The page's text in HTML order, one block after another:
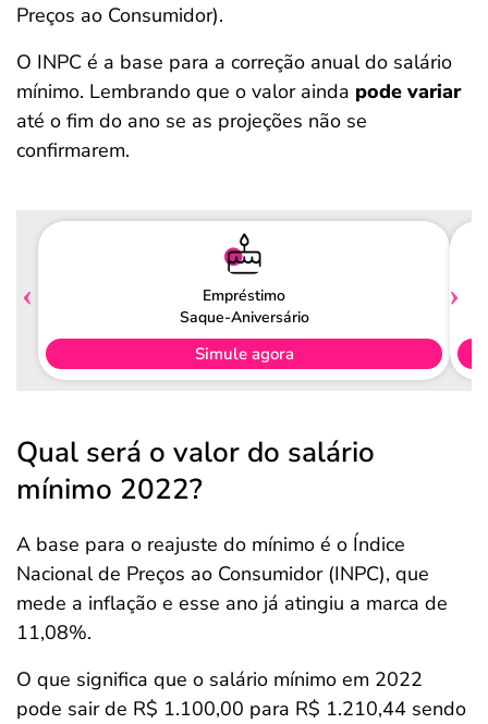
Preços ao Consumidor).
O INPC é a base para a correção anual do salário
mínimo. Lembrando que o valor ainda pode variar
até o fim do ano se as projeções não se
confirmarem.
Empréstimo
Saque-Aniversário
Simule agora
Qual será o valor do salário
mínimo 2022?
A base para o reajuste do mínimo é o Índice
Nacional de Preços ao Consumidor (INPC), que
mede a inflação e esse ano já atingiu a marca de
11,08%.
O que significa que o salário mínimo em 2022
pode sair de R$ 1.100,00 para R$ 1.210,44 sendo